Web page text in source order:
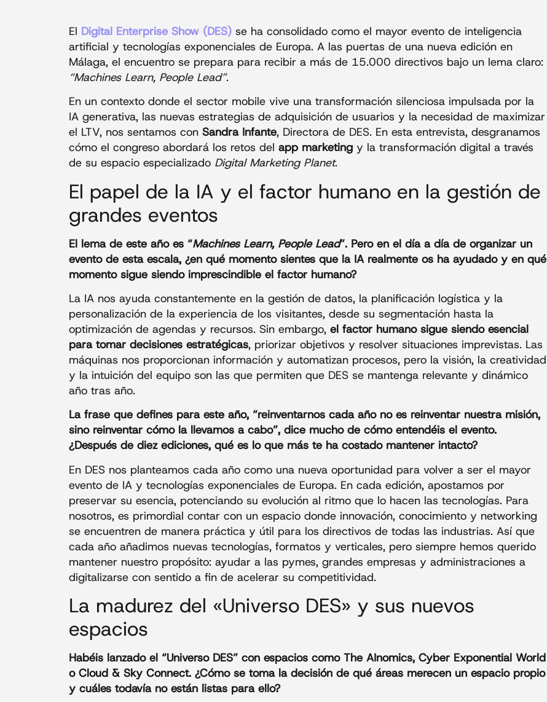
El Digital Enterprise Show (DES) se ha consolidado como el mayor evento de inteligencia
artificial y tecnologías exponenciales de Europa. A las puertas de una nueva edición en
Málaga, el encuentro se prepara para recibir a más de 15.000 directivos bajo un lema claro:
“Machines Learn, People Lead”.
En un contexto donde el sector mobile vive una transformación silenciosa impulsada por la
IA generativa, las nuevas estrategias de adquisición de usuarios y la necesidad de maximizar
el LTV, nos sentamos con Sandra Infante, Directora de DES. En esta entrevista, desgranamos
cómo el congreso abordará los retos del app marketing y la transformación digital a través
de su espacio especializado Digital Marketing Planet.
El papel de la IA y el factor humano en la gestión de
grandes eventos
El lema de este año es “Machines Learn, People Lead”. Pero en el día a día de organizar un
evento de esta escala, ¿en qué momento sientes que la IA realmente os ha ayudado y en qué
momento sigue siendo imprescindible el factor humano?
La IA nos ayuda constantemente en la gestión de datos, la planificación logística y la
personalización de la experiencia de los visitantes, desde su segmentación hasta la
optimización de agendas y recursos. Sin embargo, el factor humano sigue siendo esencial
para tomar decisiones estratégicas, priorizar objetivos y resolver situaciones imprevistas. Las
máquinas nos proporcionan información y automatizan procesos, pero la visión, la creatividad
y la intuición del equipo son las que permiten que DES se mantenga relevante y dinámico
año tras año.
La frase que defines para este año, “reinventarnos cada año no es reinventar nuestra misión,
sino reinventar cómo la llevamos a cabo”, dice mucho de cómo entendéis el evento.
¿Después de diez ediciones, qué es lo que más te ha costado mantener intacto?
En DES nos planteamos cada año como una nueva oportunidad para volver a ser el mayor
evento de IA y tecnologías exponenciales de Europa. En cada edición, apostamos por
preservar su esencia, potenciando su evolución al ritmo que lo hacen las tecnologías. Para
nosotros, es primordial contar con un espacio donde innovación, conocimiento y networking
se encuentren de manera práctica y útil para los directivos de todas las industrias. Así que
cada año añadimos nuevas tecnologías, formatos y verticales, pero siempre hemos querido
mantener nuestro propósito: ayudar a las pymes, grandes empresas y administraciones a
digitalizarse con sentido a fin de acelerar su competitividad.
La madurez del «Universo DES» y sus nuevos
espacios
Habéis lanzado el “Universo DES” con espacios como The AInomics, Cyber Exponential World
o Cloud & Sky Connect. ¿Cómo se toma la decisión de qué áreas merecen un espacio propio
y cuáles todavía no están listas para ello?